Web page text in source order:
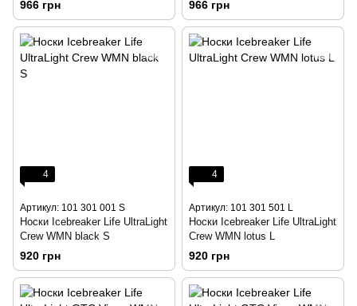
966 грн 966 грн
4
Артикул: 101 301 001 S
Носки Icebreaker Life UltraLight
Crew WMN black S
920 грн
4
Артикул: 101 301 501 L
Носки Icebreaker Life UltraLight
Crew WMN lotus L
920 грн